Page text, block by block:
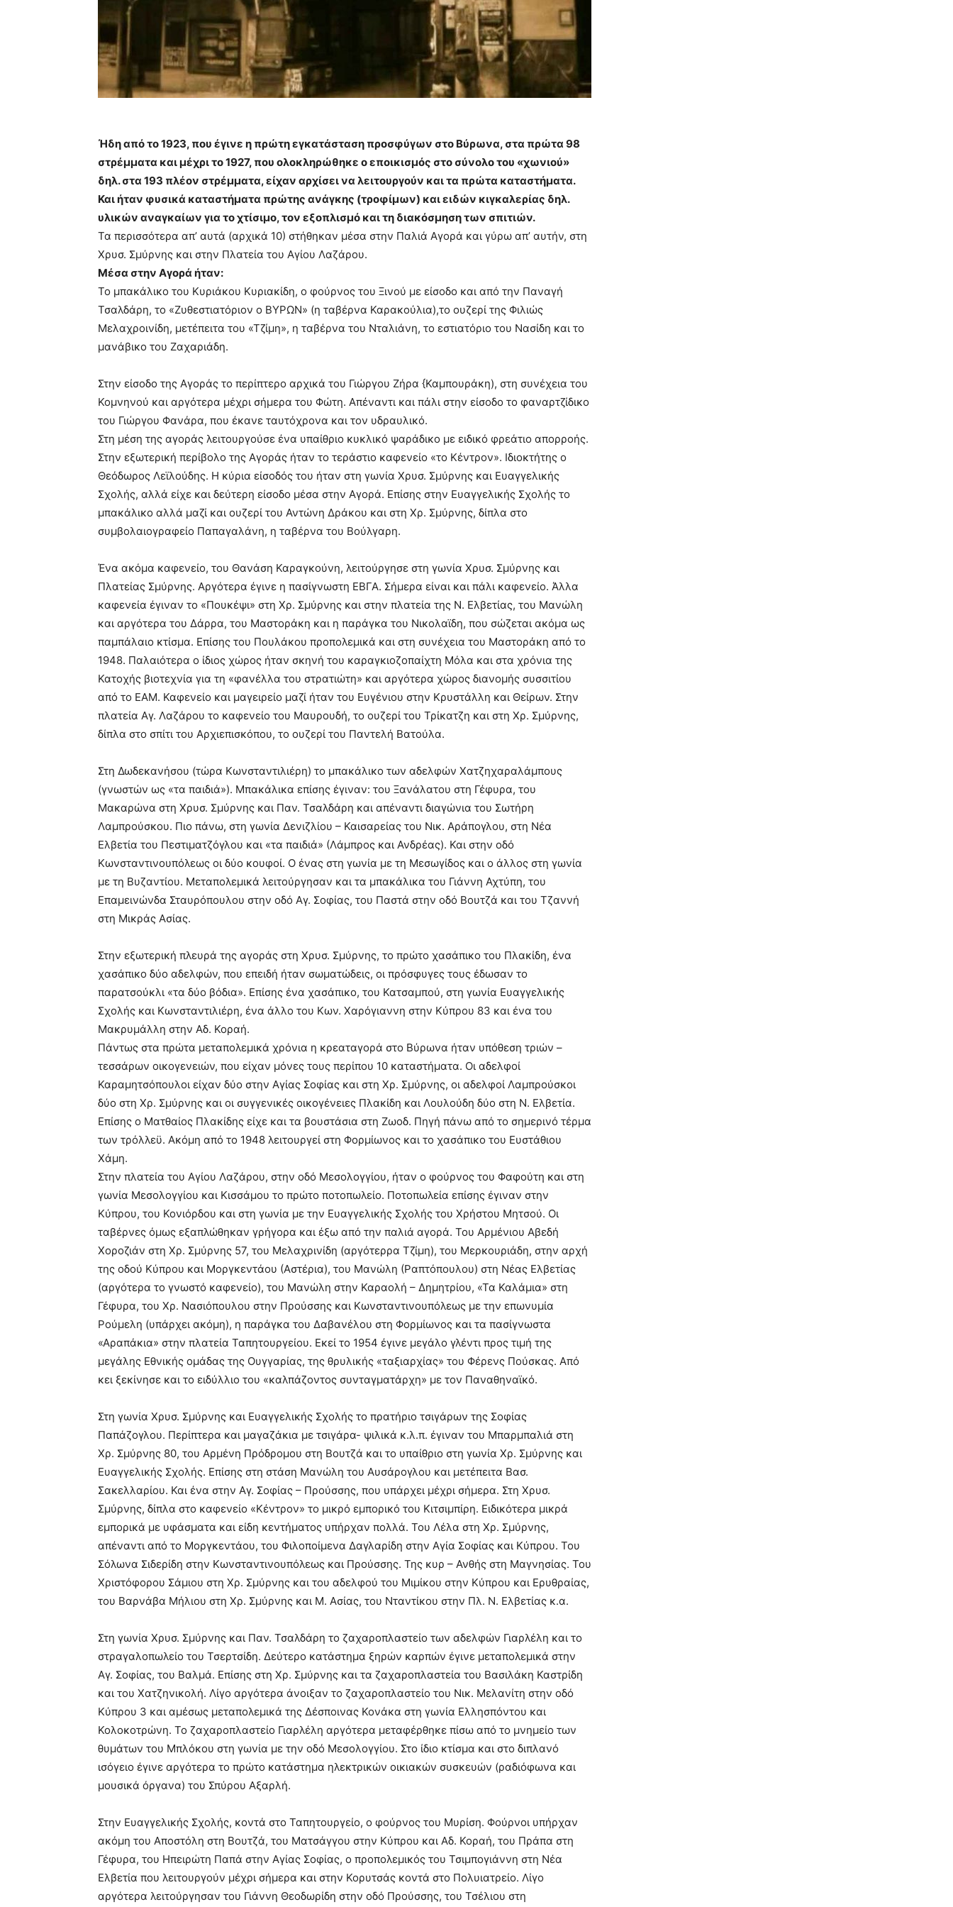
Ήδη από το 1923, που έγινε η πρώτη εγκατάσταση προσφύγων στο Βύρωνα, στα πρώτα 98
στρέμματα και μέχρι το 1927, που ολοκληρώθηκε ο εποικισμός στο σύνολο του «χωνιού»
δηλ. στα 193 πλέον στρέμματα, είχαν αρχίσει να λειτουργούν και τα πρώτα καταστήματα.
Και ήταν φυσικά καταστήματα πρώτης ανάγκης (τροφίμων) και ειδών κιγκαλερίας δηλ.
υλικών αναγκαίων για το χτίσιμο, τον εξοπλισμό και τη διακόσμηση των σπιτιών.
Τα περισσότερα απ’ αυτά (αρχικά 10) στήθηκαν μέσα στην Παλιά Αγορά και γύρω απ’ αυτήν, στη
Χρυσ. Σμύρνης και στην Πλατεία του Αγίου Λαζάρου.
Μέσα στην Αγορά ήταν:
Το μπακάλικο του Κυριάκου Κυριακίδη, ο φούρνος του Ξινού με είσοδο και από την Παναγή
Τσαλδάρη, το «Ζυθεστιατόριον ο ΒΥΡΩΝ» (η ταβέρνα Καρακούλια),το ουζερί της Φιλιώς
Μελαχροινίδη, μετέπειτα του «Τζίμη», η ταβέρνα του Νταλιάνη, το εστιατόριο του Νασίδη και το
μανάβικο του Ζαχαριάδη.
Στην είσοδο της Αγοράς το περίπτερο αρχικά του Γιώργου Ζήρα {Καμπουράκη), στη συνέχεια του
Κομνηνού και αργότερα μέχρι σήμερα του Φώτη. Απέναντι και πάλι στην είσοδο το φαναρτζίδικο
του Γιώργου Φανάρα, που έκανε ταυτόχρονα και τον υδραυλικό.
Στη μέση της αγοράς λειτουργούσε ένα υπαίθριο κυκλικό ψαράδικο με ειδικό φρεάτιο απορροής.
Στην εξωτερική περίβολο της Αγοράς ήταν το τεράστιο καφενείο «το Κέντρον». Ιδιοκτήτης ο
Θεόδωρος Λεϊλούδης. Η κύρια είσοδός του ήταν στη γωνία Χρυσ. Σμύρνης και Ευαγγελικής
Σχολής, αλλά είχε και δεύτερη είσοδο μέσα στην Αγορά. Επίσης στην Ευαγγελικής Σχολής το
μπακάλικο αλλά μαζί και ουζερί του Αντώνη Δράκου και στη Χρ. Σμύρνης, δίπλα στο
συμβολαιογραφείο Παπαγαλάνη, η ταβέρνα του Βούλγαρη.
Ένα ακόμα καφενείο, του Θανάση Καραγκούνη, λειτούργησε στη γωνία Χρυσ. Σμύρνης και
Πλατείας Σμύρνης. Αργότερα έγινε η πασίγνωστη ΕΒΓΑ. Σήμερα είναι και πάλι καφενείο. Άλλα
καφενεία έγιναν το «Πουκέψι» στη Χρ. Σμύρνης και στην πλατεία της Ν. Ελβετίας, του Μανώλη
και αργότερα του Δάρρα, του Μαστοράκη και η παράγκα του Νικολαϊδη, που σώζεται ακόμα ως
παμπάλαιο κτίσμα. Επίσης του Πουλάκου προπολεμικά και στη συνέχεια του Μαστοράκη από το
1948. Παλαιότερα ο ίδιος χώρος ήταν σκηνή του καραγκιοζοπαίχτη Μόλα και στα χρόνια της
Κατοχής βιοτεχνία για τη «φανέλλα του στρατιώτη» και αργότερα χώρος διανομής συσσιτίου
από το ΕΑΜ. Καφενείο και μαγειρείο μαζί ήταν του Ευγένιου στην Κρυστάλλη και Θείρων. Στην
πλατεία Αγ. Λαζάρου το καφενείο του Μαυρουδή, το ουζερί του Τρίκατζη και στη Χρ. Σμύρνης,
δίπλα στο σπίτι του Αρχιεπισκόπου, το ουζερί του Παντελή Βατούλα.
Στη Δωδεκανήσου (τώρα Κωνσταντιλιέρη) το μπακάλικο των αδελφών Χατζηχαραλάμπους
(γνωστών ως «τα παιδιά»). Μπακάλικα επίσης έγιναν: του Ξανάλατου στη Γέφυρα, του
Μακαρώνα στη Χρυσ. Σμύρνης και Παν. Τσαλδάρη και απέναντι διαγώνια του Σωτήρη
Λαμπρούσκου. Πιο πάνω, στη γωνία Δενιζλίου – Καισαρείας του Νικ. Αράπογλου, στη Νέα
Ελβετία του Πεστιματζόγλου και «τα παιδιά» (Λάμπρος και Ανδρέας). Και στην οδό
Κωνσταντινουπόλεως οι δύο κουφοί. Ο ένας στη γωνία με τη Μεσωγίδος και ο άλλος στη γωνία
με τη Βυζαντίου. Μεταπολεμικά λειτούργησαν και τα μπακάλικα του Γιάννη Αχτύπη, του
Επαμεινώνδα Σταυρόπουλου στην οδό Αγ. Σοφίας, του Παστά στην οδό Βουτζά και του Τζαννή
στη Μικράς Ασίας.
Στην εξωτερική πλευρά της αγοράς στη Χρυσ. Σμύρνης, το πρώτο χασάπικο του Πλακίδη, ένα
χασάπικο δύο αδελφών, που επειδή ήταν σωματώδεις, οι πρόσφυγες τους έδωσαν το
παρατσούκλι «τα δύο βόδια». Επίσης ένα χασάπικο, του Κατσαμπού, στη γωνία Ευαγγελικής
Σχολής και Κωνσταντιλιέρη, ένα άλλο του Κων. Χαρόγιαννη στην Κύπρου 83 και ένα του
Μακρυμάλλη στην Αδ. Κοραή.
Πάντως στα πρώτα μεταπολεμικά χρόνια η κρεαταγορά στο Βύρωνα ήταν υπόθεση τριών –
τεσσάρων οικογενειών, που είχαν μόνες τους περίπου 10 καταστήματα. Οι αδελφοί
Καραμητσόπουλοι είχαν δύο στην Αγίας Σοφίας και στη Χρ. Σμύρνης, οι αδελφοί Λαμπρούσκοι
δύο στη Χρ. Σμύρνης και οι συγγενικές οικογένειες Πλακίδη και Λουλούδη δύο στη Ν. Ελβετία.
Επίσης ο Ματθαίος Πλακίδης είχε και τα βουστάσια στη Ζωοδ. Πηγή πάνω από το σημερινό τέρμα
των τρόλλεϋ. Ακόμη από το 1948 λειτουργεί στη Φορμίωνος και το χασάπικο του Ευστάθιου
Χάμη.
Στην πλατεία του Αγίου Λαζάρου, στην οδό Μεσολογγίου, ήταν ο φούρνος του Φαφούτη και στη
γωνία Μεσολογγίου και Κισσάμου το πρώτο ποτοπωλείο. Ποτοπωλεία επίσης έγιναν στην
Κύπρου, του Κονιόρδου και στη γωνία με την Ευαγγελικής Σχολής του Χρήστου Μητσού. Οι
ταβέρνες όμως εξαπλώθηκαν γρήγορα και έξω από την παλιά αγορά. Του Αρμένιου Αβεδή
Χοροζιάν στη Χρ. Σμύρνης 57, του Μελαχρινίδη (αργότερρα Τζίμη), του Μερκουριάδη, στην αρχή
της οδού Κύπρου και Μοργκεντάου (Αστέρια), του Μανώλη (Ραπτόπουλου) στη Νέας Ελβετίας
(αργότερα το γνωστό καφενείο), του Μανώλη στην Καραολή – Δημητρίου, «Τα Καλάμια» στη
Γέφυρα, του Χρ. Νασιόπουλου στην Προύσσης και Κωνσταντινουπόλεως με την επωνυμία
Ρούμελη (υπάρχει ακόμη), η παράγκα του Δαβανέλου στη Φορμίωνος και τα πασίγνωστα
«Αραπάκια» στην πλατεία Ταπητουργείου. Εκεί το 1954 έγινε μεγάλο γλέντι προς τιμή της
μεγάλης Εθνικής ομάδας της Ουγγαρίας, της θρυλικής «ταξιαρχίας» του Φέρενς Πούσκας. Από
κει ξεκίνησε και το ειδύλλιο του «καλπάζοντος συνταγματάρχη» με τον Παναθηναϊκό.
Στη γωνία Χρυσ. Σμύρνης και Ευαγγελικής Σχολής το πρατήριο τσιγάρων της Σοφίας
Παπάζογλου. Περίπτερα και μαγαζάκια με τσιγάρα- ψιλικά κ.λ.π. έγιναν του Μπαρμπαλιά στη
Χρ. Σμύρνης 80, του Αρμένη Πρόδρομου στη Βουτζά και το υπαίθριο στη γωνία Χρ. Σμύρνης και
Ευαγγελικής Σχολής. Επίσης στη στάση Μανώλη του Αυσάρογλου και μετέπειτα Βασ.
Σακελλαρίου. Και ένα στην Αγ. Σοφίας – Προύσσης, που υπάρχει μέχρι σήμερα. Στη Χρυσ.
Σμύρνης, δίπλα στο καφενείο «Κέντρον» το μικρό εμπορικό του Κιτσιμπίρη. Ειδικότερα μικρά
εμπορικά με υφάσματα και είδη κεντήματος υπήρχαν πολλά. Του Λέλα στη Χρ. Σμύρνης,
απέναντι από το Μοργκεντάου, του Φιλοποίμενα Δαγλαρίδη στην Αγία Σοφίας και Κύπρου. Του
Σόλωνα Σιδερίδη στην Κωνσταντινουπόλεως και Προύσσης. Της κυρ – Ανθής στη Μαγνησίας. Του
Χριστόφορου Σάμιου στη Χρ. Σμύρνης και του αδελφού του Μιμίκου στην Κύπρου και Ερυθραίας,
του Βαρνάβα Μήλιου στη Χρ. Σμύρνης και Μ. Ασίας, του Νταντίκου στην Πλ. Ν. Ελβετίας κ.α.
Στη γωνία Χρυσ. Σμύρνης και Παν. Τσαλδάρη το ζαχαροπλαστείο των αδελφών Γιαρλέλη και το
στραγαλοπωλείο του Τσερτσίδη. Δεύτερο κατάστημα ξηρών καρπών έγινε μεταπολεμικά στην
Αγ. Σοφίας, του Βαλμά. Επίσης στη Χρ. Σμύρνης και τα ζαχαροπλαστεία του Βασιλάκη Καστρίδη
και του Χατζηνικολή. Λίγο αργότερα άνοιξαν το ζαχαροπλαστείο του Νικ. Μελανίτη στην οδό
Κύπρου 3 και αμέσως μεταπολεμικά της Δέσποινας Κονάκα στη γωνία Ελλησπόντου και
Κολοκοτρώνη. Το ζαχαροπλαστείο Γιαρλέλη αργότερα μεταφέρθηκε πίσω από το μνημείο των
θυμάτων του Μπλόκου στη γωνία με την οδό Μεσολογγίου. Στο ίδιο κτίσμα και στο διπλανό
ισόγειο έγινε αργότερα το πρώτο κατάστημα ηλεκτρικών οικιακών συσκευών (ραδιόφωνα και
μουσικά όργανα) του Σπύρου Αξαρλή.
Στην Ευαγγελικής Σχολής, κοντά στο Ταπητουργείο, ο φούρνος του Μυρίση. Φούρνοι υπήρχαν
ακόμη του Αποστόλη στη Βουτζά, του Ματσάγγου στην Κύπρου και Αδ. Κοραή, του Πράπα στη
Γέφυρα, του Ηπειρώτη Παπά στην Αγίας Σοφίας, ο προπολεμικός του Τσιμπογιάννη στη Νέα
Ελβετία που λειτουργούν μέχρι σήμερα και στην Κορυτσάς κοντά στο Πολυιατρείο. Λίγο
αργότερα λειτούργησαν του Γιάννη Θεοδωρίδη στην οδό Προύσσης, του Τσέλιου στη